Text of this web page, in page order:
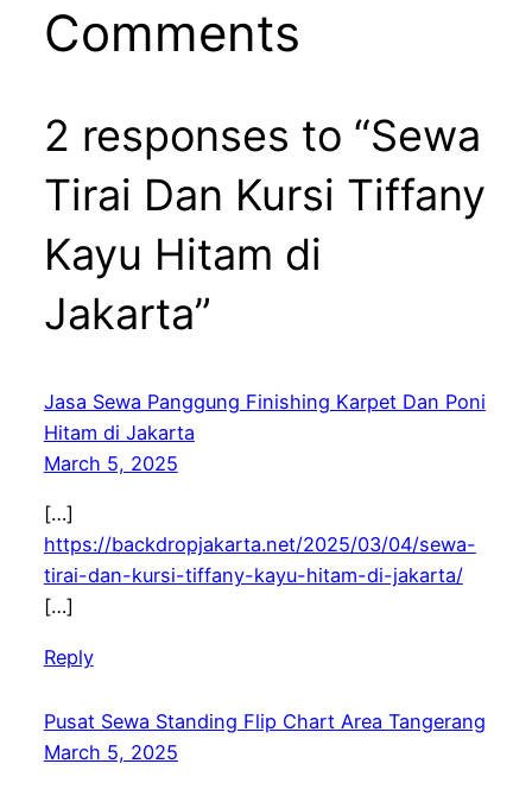
Comments
2 responses to “Sewa
Tirai Dan Kursi Tiffany
Kayu Hitam di
Jakarta”
Jasa Sewa Panggung Finishing Karpet Dan Poni
Hitam di Jakarta
March 5, 2025
[…]
https://backdropjakarta.net/2025/03/04/sewa-
tirai-dan-kursi-tiffany-kayu-hitam-di-jakarta/
[…]
Reply
Pusat Sewa Standing Flip Chart Area Tangerang
March 5, 2025